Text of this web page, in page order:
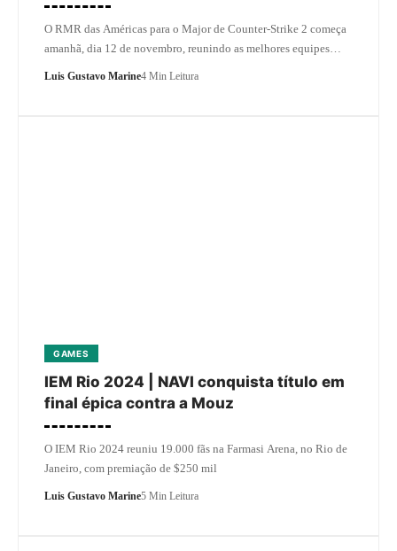
O RMR das Américas para o Major de Counter-Strike 2 começa
amanhã, dia 12 de novembro, reunindo as melhores equipes…
Luis Gustavo Marine4 Min Leitura
GAMES
IEM Rio 2024 | NAVI conquista título em
final épica contra a Mouz
O IEM Rio 2024 reuniu 19.000 fãs na Farmasi Arena, no Rio de
Janeiro, com premiação de $250 mil
Luis Gustavo Marine5 Min Leitura